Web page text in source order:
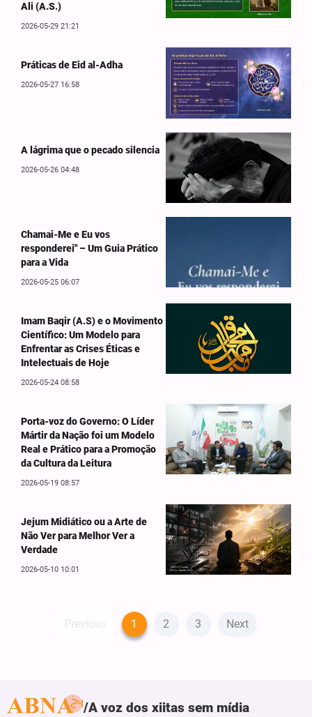
Ali (A.S.)
2026-05-29 21:21
Práticas de Eid al-Adha
2026-05-27 16:58
A lágrima que o pecado silencia
2026-05-26 04:48
Chamai-Me e Eu vos
responderei" – Um Guia Prático
para a Vida
2026-05-25 06:07
Imam Baqir (A.S) e o Movimento
Científico: Um Modelo para
Enfrentar as Crises Éticas e
Intelectuais de Hoje
2026-05-24 08:58
Porta-voz do Governo: O Líder
Mártir da Nação foi um Modelo
Real e Prático para a Promoção
da Cultura da Leitura
2026-05-19 08:57
Jejum Midiático ou a Arte de
Não Ver para Melhor Ver a
Verdade
2026-05-10 10:01
Previous 1 2 3 Next
A voz dos xiitas sem mídia